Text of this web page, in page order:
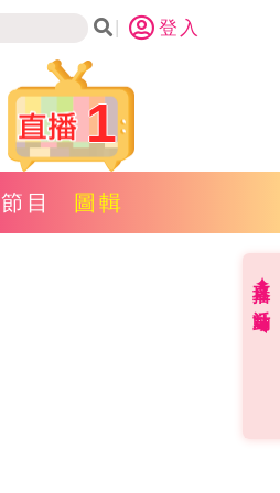
登入
1
節目 圖輯
直播✦活動